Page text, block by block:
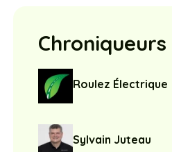
Chroniqueurs
Roulez Électrique
Sylvain Juteau